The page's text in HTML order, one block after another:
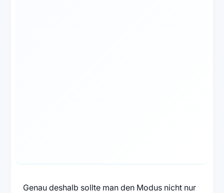
Genau deshalb sollte man den Modus nicht nur